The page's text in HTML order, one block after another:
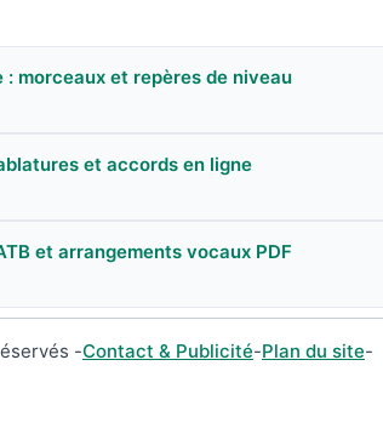
morceaux et repères de niveau
et accords en ligne
et arrangements vocaux PDF
-Contact & Publicité-Plan du site-